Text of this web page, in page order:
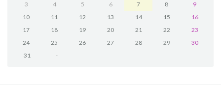
3
4 5 6 7 8
9
10
11 12 13 14 15
16
17
18 19 20 21 22
23
24
25 26 27 28 29
30
31
-